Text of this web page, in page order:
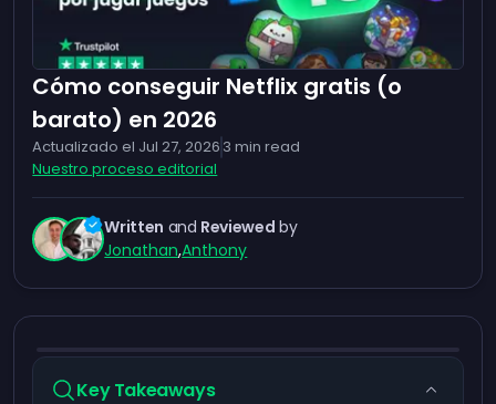
Cómo conseguir Netflix gratis (o
barato) en 2026
Actualizado el Jul 27, 2026 3 min read
Nuestro proceso editorial
Written and Reviewed by
Jonathan,Anthony
Key Takeaways